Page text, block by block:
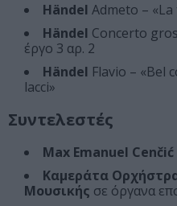
Händel Admeto –
Händel Concerto
έργο 3 αρ. 2
Händel Flavio – «Bel
lacci»
Συντελεστές
Max Emanuel Cenčić
Καμεράτα
Μουσικής σε όργανα